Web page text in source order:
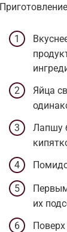
Яйца
Лапшу
их